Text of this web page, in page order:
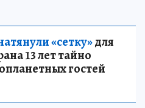
«сетку»для
13 лет тайно
гостей